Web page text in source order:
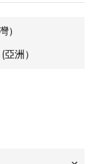
）
洲）